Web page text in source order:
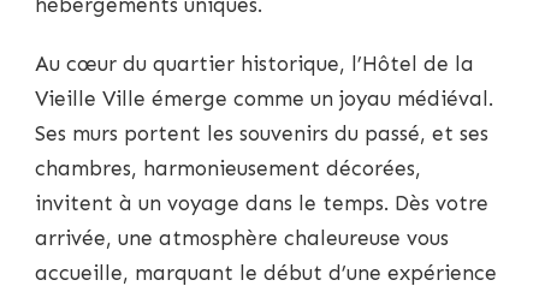
Au cœur du quartier historique, l’Hôtel de la
Vieille Ville émerge comme un joyau médiéval.
Ses murs portent les souvenirs du passé, et ses
chambres, harmonieusement décorées,
invitent à un voyage dans le temps. Dès votre
arrivée, une atmosphère chaleureuse vous
accueille, marquant le début d’une expérience